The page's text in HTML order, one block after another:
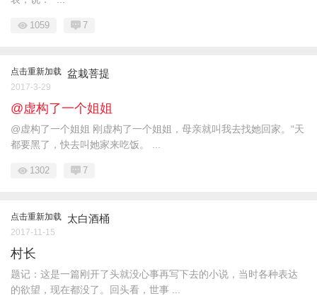
1059 7
点击重新加载 盆栽菩提
2017-3-29
@虚构了一个姐姐
@虚构了一个姐姐 刚虚构了一个姐姐，母亲就叫我去找她回家。“天
都要黑了，快去叫她家来吃饭。 ...
1302 7
点击重新加载 太白酒桶
2017-11-15
村长
题记：这是一篇刚开了头就没心事再写下去的小说，当时各种表达
的欲望，现在都没了。回头看，世事 ...